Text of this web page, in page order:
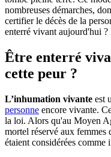
nombreuses démarches,
certifier le décès de la
enterré vivant aujourd'hui ?
Être enterré
cette peur ?
L’inhumation vivante est
personne encore vivante.
la loi. Alors qu'au Moyen
mortel réservé aux femmes
étaient considérées comme